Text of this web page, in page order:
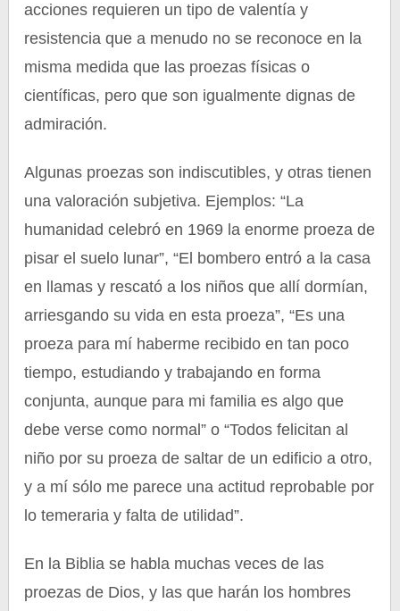
acciones requieren un tipo de valentía y
resistencia que a menudo no se reconoce en la
misma medida que las proezas físicas o
científicas, pero que son igualmente dignas de
admiración.
Algunas proezas son indiscutibles, y otras tienen
una valoración subjetiva. Ejemplos: “La
humanidad celebró en 1969 la enorme proeza de
pisar el suelo lunar”, “El bombero entró a la casa
en llamas y rescató a los niños que allí dormían,
arriesgando su vida en esta proeza”, “Es una
proeza para mí haberme recibido en tan poco
tiempo, estudiando y trabajando en forma
conjunta, aunque para mi familia es algo que
debe verse como normal” o “Todos felicitan al
niño por su proeza de saltar de un edificio a otro,
y a mí sólo me parece una actitud reprobable por
lo temeraria y falta de utilidad”.
En la Biblia se habla muchas veces de las
proezas de Dios, y las que harán los hombres